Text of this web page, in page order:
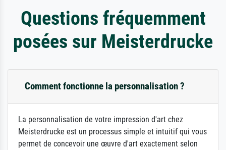
Questions fréquemment
posées sur Meisterdrucke
Comment fonctionne la personnalisation ?
La personnalisation de votre impression d'art chez
Meisterdrucke est un processus simple et intuitif qui vous
permet de concevoir une œuvre d'art exactement selon